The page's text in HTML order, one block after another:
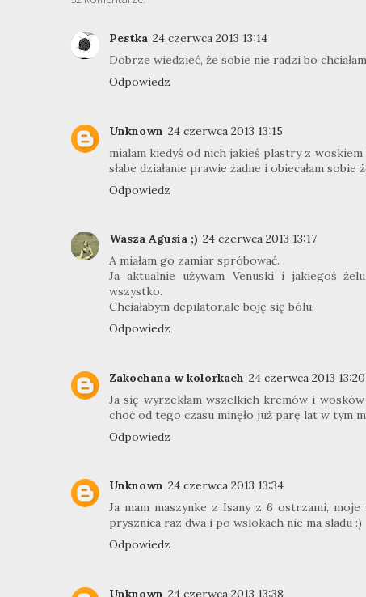
Pestka 24 czerwca 2013 13:14
Dobrze wiedzieć, że sobie nie radzi bo
Odpowiedz
Unknown 24 czerwca 2013 13:15
mialam kiedyś od nich jakieś plastry z
słabe działanie prawie żadne i obiecałam
Odpowiedz
Wasza Agusia ;) 24 czerwca 2013 13:17
A miałam go zamiar spróbować.
Ja aktualnie używam Venuski i jakiegoś
wszystko.
Chciałabym depilator,ale boję się bólu.
Odpowiedz
Zakochana w kolorkach 24 czerwca 2013 13:20
Ja się wyrzekłam wszelkich kremów i
choć od tego czasu minęło już parę lat w tym
Odpowiedz
Unknown 24 czerwca 2013 13:34
Ja mam maszynke z Isany z 6 ostrzami,
prysznica raz dwa i po wslokach nie ma sladu :)
Odpowiedz
Unknown 24 czerwca 2013 13:38